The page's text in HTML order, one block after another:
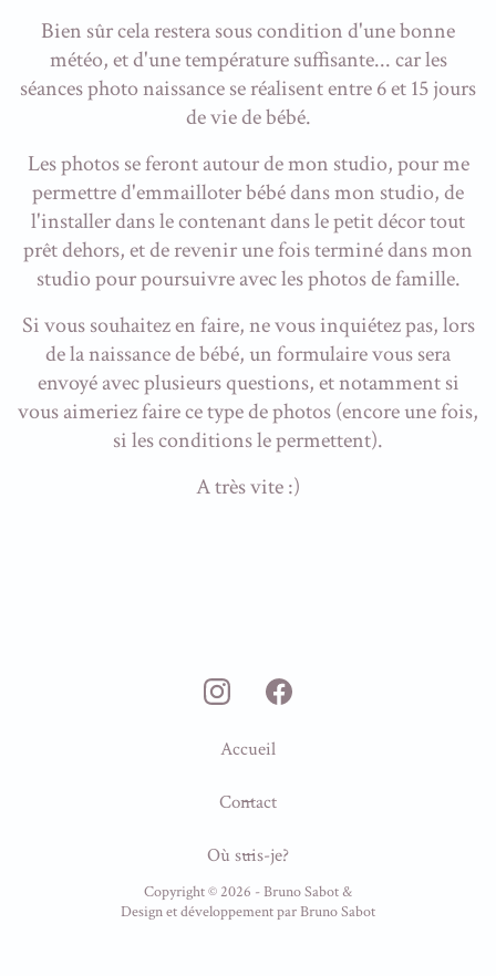
Bien sûr cela restera sous condition d'une bonne
météo, et d'une température suffisante... car les
séances photo naissance se réalisent entre 6 et 15 jours
de vie de bébé.
Les photos se feront autour de mon studio, pour me
permettre d'emmailloter bébé dans mon studio, de
l'installer dans le contenant dans le petit décor tout
prêt dehors, et de revenir une fois terminé dans mon
studio pour poursuivre avec les photos de famille.
Si vous souhaitez en faire, ne vous inquiétez pas, lors
de la naissance de bébé, un formulaire vous sera
envoyé avec plusieurs questions, et notamment si
vous aimeriez faire ce type de photos (encore une fois,
si les conditions le permettent).
A très vite :)
Accueil
Contact
Où suis-je?
Copyright © 2026 - Bruno Sabot &
Design et développement parBruno Sabot